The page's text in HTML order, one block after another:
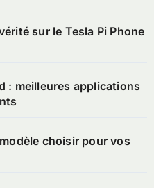
sur le Tesla Pi Phone
: meilleures applications
choisir pour vos